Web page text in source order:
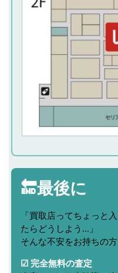
🔚最後に
「買取店ってちょっと
たらどうしよう…」
そんな不安をお持ちの
☑ 完全無料の査定